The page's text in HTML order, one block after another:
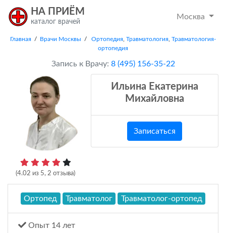
НА ПРИЁМ
каталог врачей
Москва
Главная / Врачи Москвы / Ортопедия Травматология Травматология-
ортопедия
Запись к Врачу: 8 (495) 156-35-22
(4.02 из 5, 2 отзыва)
Ильина Екатерина
Михайловна
Записаться
Ортопед Травматолог Травматолог-ортопед
Опыт 14 лет